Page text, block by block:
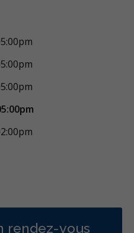
Orthodontie
Réparateur
rendez-vous